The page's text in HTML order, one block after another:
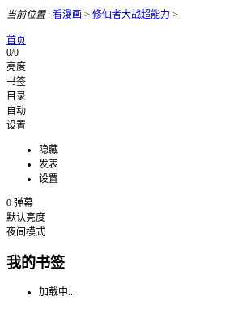
当前位置: 看漫画 > 修仙者大战超能力 >
首页
0/0
亮度
书签
目录
自动
设置
隐藏
发表
设置
0 弹幕
默认亮度
夜间模式
我的书签
加载中...